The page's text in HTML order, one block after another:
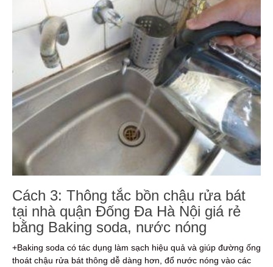
Cách 3: Thông tắc bồn chậu rửa bát
tại nhà quận Đống Đa Hà Nội giá rẻ
bằng Baking soda, nước nóng
+Baking soda có tác dụng làm sạch hiệu quả và giúp đường ống
thoát chậu rửa bát thông dễ dàng hơn, đổ nước nóng vào các